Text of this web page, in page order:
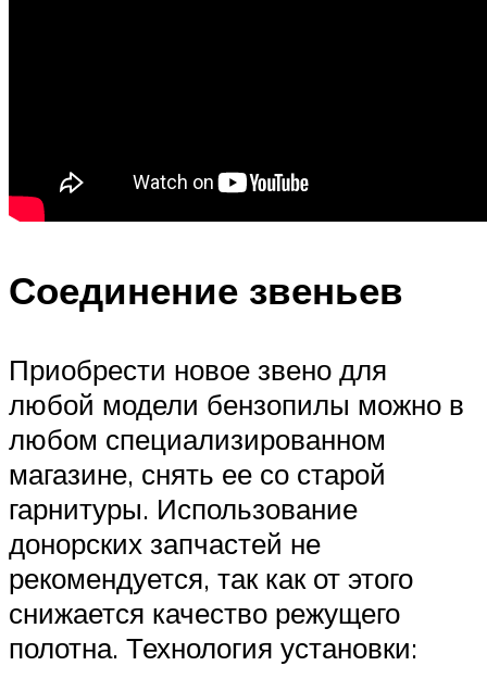
Соединение звеньев
Приобрести новое звено для
любой модели бензопилы можно в
любом специализированном
магазине, снять ее со старой
гарнитуры. Использование
донорских запчастей не
рекомендуется, так как от этого
снижается качество режущего
полотна. Технология установки: